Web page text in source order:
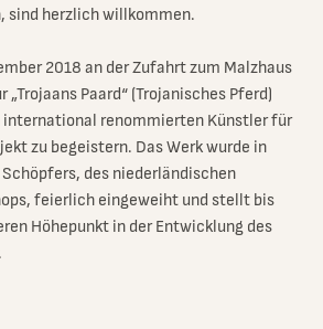
sind herzlich willkommen.
2018 an der Zufahrt zum Malzhaus
Paard“ (Trojanisches Pferd)
international renommierten Künstler für
zu begeistern. Das Werk wurde in
des niederländischen
feierlich eingeweiht und stellt bis
Höhepunkt in der Entwicklung des